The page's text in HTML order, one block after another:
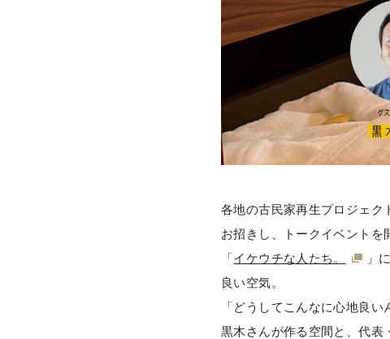
各地の古民家再生プロジェク
お招きし、トークイベントを
「イケウチな人たち。
」
良い空気。
「どうしてこんなに心地良い
黒木さんが作る空間と、代表